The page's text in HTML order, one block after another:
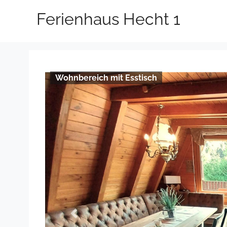
Ferienhaus Hecht 1
Wohnbereich mit Esstisch
Previous